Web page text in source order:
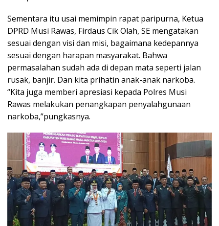
Sementara itu usai memimpin rapat paripurna, Ketua
DPRD Musi Rawas, Firdaus Cik Olah, SE mengatakan
sesuai dengan visi dan misi, bagaimana kedepannya
sesuai dengan harapan masyarakat. Bahwa
permasalahan sudah ada di depan mata seperti jalan
rusak, banjir. Dan kita prihatin anak-anak narkoba.
“Kita juga memberi apresiasi kepada Polres Musi
Rawas melakukan penangkapan penyalahgunaan
narkoba,”pungkasnya.